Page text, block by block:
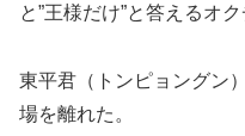
と”王様だけ”と答えるオク
東平君（トンピョングン
場を離れた。